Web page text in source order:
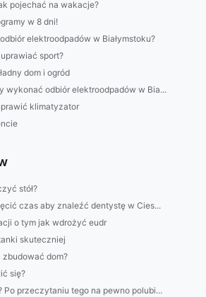
pojechać na wakacje?
w 8 dni!
elektroodpadów w Białymstoku?
sport?
dom i ogród
wykonać odbiór elektroodpadów w Bia...
klimatyzator
stół?
czas aby znaleźć dentystę w Cies...
o tym jak wdrożyć eudr
skuteczniej
dom?
się?
Po przeczytaniu tego na pewno polubi...